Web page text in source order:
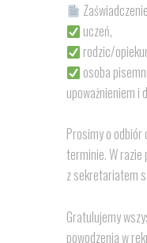
uczeń,
rodzic/
osoba
upoważnieniem i
Prosimy o odbiór
terminie. W razie
z sekretariatem
Gratulujemy
powodzenia w